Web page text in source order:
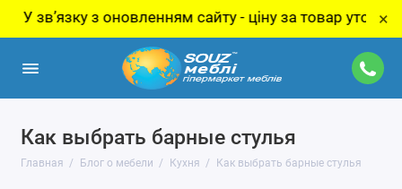
з оновленням сайту - ціну за товар уточнюйте у ×
Как выбрать барные стулья
Главная Блог о мебели Кухня Как выбрать барные стулья